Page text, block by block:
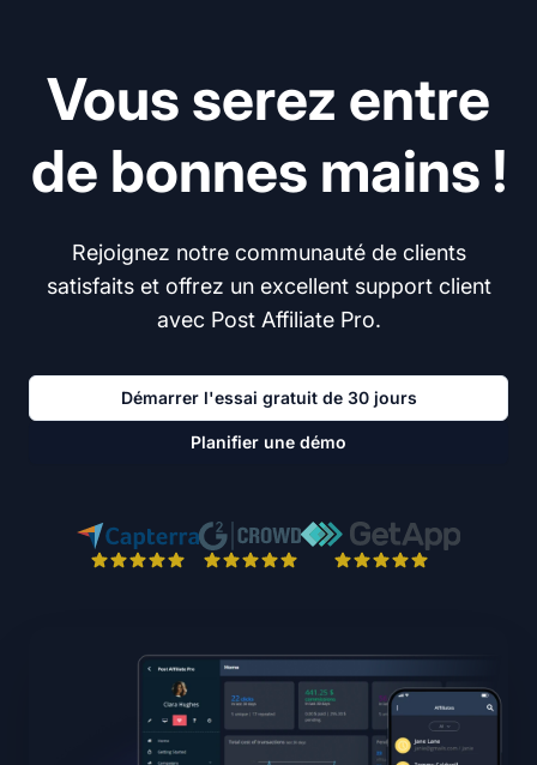
Vous serez entre
de bonnes mains !
Rejoignez notre communauté de clients
satisfaits et offrez un excellent support client
avec Post Affiliate Pro.
Démarrer l'essai gratuit de 30 jours
Planifier une démo